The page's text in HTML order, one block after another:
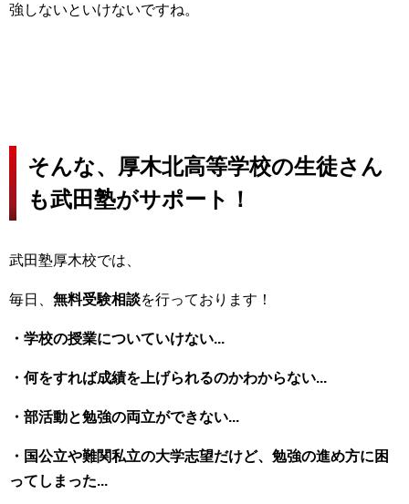
強しないといけないですね。
そんな、厚木北高等学校の生徒さん
も武田塾がサポート！
武田塾厚木校では、
毎日、 無料受験相談を行っております！
・学校の授業についていけない...
・何をすれば成績を上げられるのかわからない...
・部活動と勉強の両立ができない...
・国公立や難関私立の大学志望だけど、勉強の進め方に困
ってしまった...